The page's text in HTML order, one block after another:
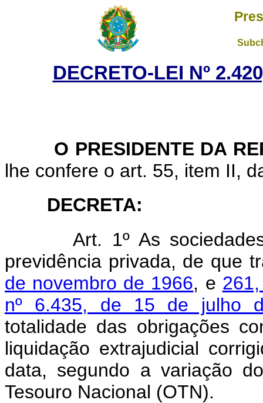
DECRETO-LEI Nº
O PRESIDENTE DA
lhe confere o art. 55, item II,
DECRETA:
Art. 1º As
previdência privada, de que
de novembro de 1966, e
nº 6.435, de 15 de julho
totalidade das obrigações
liquidação extrajudicial
data, segundo a variação
Tesouro Nacional (OTN).